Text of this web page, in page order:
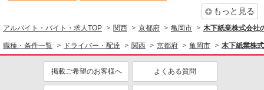
もっと見る
アルバイト・バイト・求人TOP 関西 京都府 亀岡市 木下紙業株式会社
職種・条件一覧 ドライバー・配達 関西 京都府 亀岡市 木下紙業株
掲載ご希望のお客様へ よくある質問